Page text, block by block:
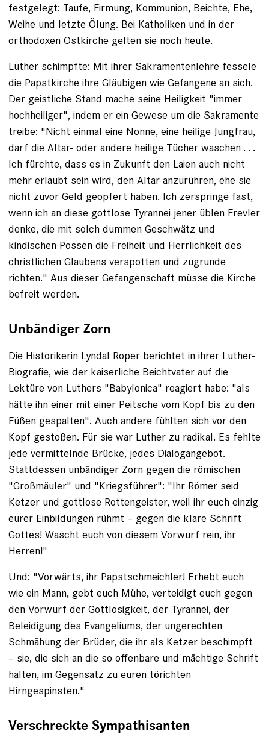
festgelegt: Taufe, Firmung, Kommunion, Beichte, Ehe,
Weihe und letzte Ölung. Bei Katholiken und in der
orthodoxen Ostkirche gelten sie noch heute.
Luther schimpfte: Mit ihrer Sakramentenlehre fessele
die Papstkirche ihre Gläubigen wie Gefangene an sich.
Der geistliche Stand mache seine Heiligkeit "immer
hochheiliger", indem er ein Gewese um die Sakramente
treibe: "Nicht einmal eine Nonne, eine heilige Jungfrau,
darf die Altar- oder andere heilige ­Tücher waschen . . .
Ich fürchte, dass es in Zukunft den Laien auch nicht
mehr erlaubt sein wird, den Altar anzurühren, ehe sie
nicht zuvor Geld geopfert haben. Ich zerspringe fast,
wenn ich an diese gottlose Tyrannei jener üblen Frevler
denke, die mit solch dummen Geschwätz und
kindischen Possen die Freiheit und Herrlichkeit des
christlichen Glaubens verspotten und zugrunde
richten." Aus dieser Gefangenschaft müsse die Kirche
befreit werden.
Unbändiger Zorn
Die Historikerin Lyndal Roper berichtet in ihrer Luther-
Biografie, wie der kaiserliche Beichtvater auf die
Lektüre von Luthers ­"Babylonica" reagiert habe: "als
hätte ihn einer mit einer Peitsche vom Kopf bis zu den
Füßen gespalten". Auch andere fühlten sich vor den
Kopf gestoßen. Für sie war Luther zu radikal. Es fehlte
jede vermittelnde Brücke, jedes ­Dialogangebot.
Stattdessen unbändiger Zorn gegen die ­römischen
"Großmäuler" und "Kriegsführer": "Ihr Römer seid
Ketzer und gottlose Rottengeister, weil ihr euch einzig
eurer Einbildungen rühmt – gegen die klare Schrift
Gottes! Wascht euch von diesem Vorwurf rein, ihr
Herren!"
Und: "Vorwärts, ihr Papstschmeichler! Erhebt euch
wie ein Mann, gebt euch Mühe, verteidigt euch gegen
den Vorwurf der Gottlosigkeit, der Tyrannei, der
Beleidigung des Evangeliums, der ungerechten
Schmähung der Brüder, die ihr als Ketzer beschimpft
– sie, die sich an die so offenbare und mächtige Schrift
halten, im Gegensatz zu euren törichten
Hirngespinsten."
Verschreckte Sympathisanten